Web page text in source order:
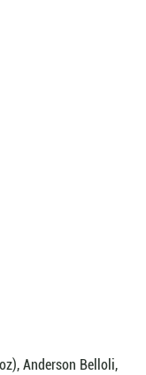
Anderson Belloli,